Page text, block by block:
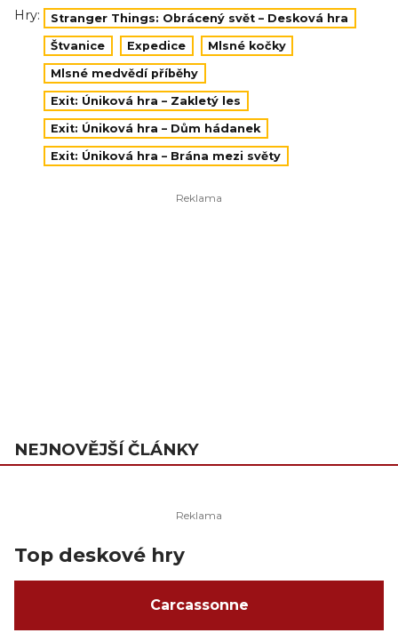
Hry:
Stranger Things: Obrácený svět – Desková hra
Štvanice Expedice Mlsné kočky
Mlsné medvědí příběhy
Exit: Úniková hra – Zakletý les
Exit: Úniková hra – Dům hádanek
Exit: Úniková hra – Brána mezi světy
NEJNOVĚJŠÍ ČLÁNKY
Top deskové hry
Carcassonne